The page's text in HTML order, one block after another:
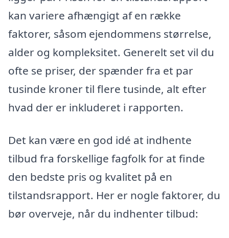
kan variere afhængigt af en række
faktorer, såsom ejendommens størrelse,
alder og kompleksitet. Generelt set vil du
ofte se priser, der spænder fra et par
tusinde kroner til flere tusinde, alt efter
hvad der er inkluderet i rapporten.
Det kan være en god idé at indhente
tilbud fra forskellige fagfolk for at finde
den bedste pris og kvalitet på en
tilstandsrapport. Her er nogle faktorer, du
bør overveje, når du indhenter tilbud: